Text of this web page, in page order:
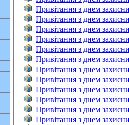
Привітання з днем
Привітання з днем
Привітання з днем
Привітання з днем
Привітання з днем
Привітання з днем
Привітання з днем
Привітання з днем
Привітання з днем
Привітання з днем
Привітання з днем
Привітання з днем